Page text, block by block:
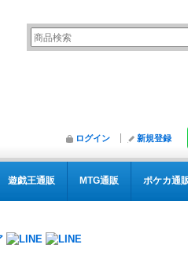
ログイン 新規登録
遊戯王通販 MTG通販 ポケカ通